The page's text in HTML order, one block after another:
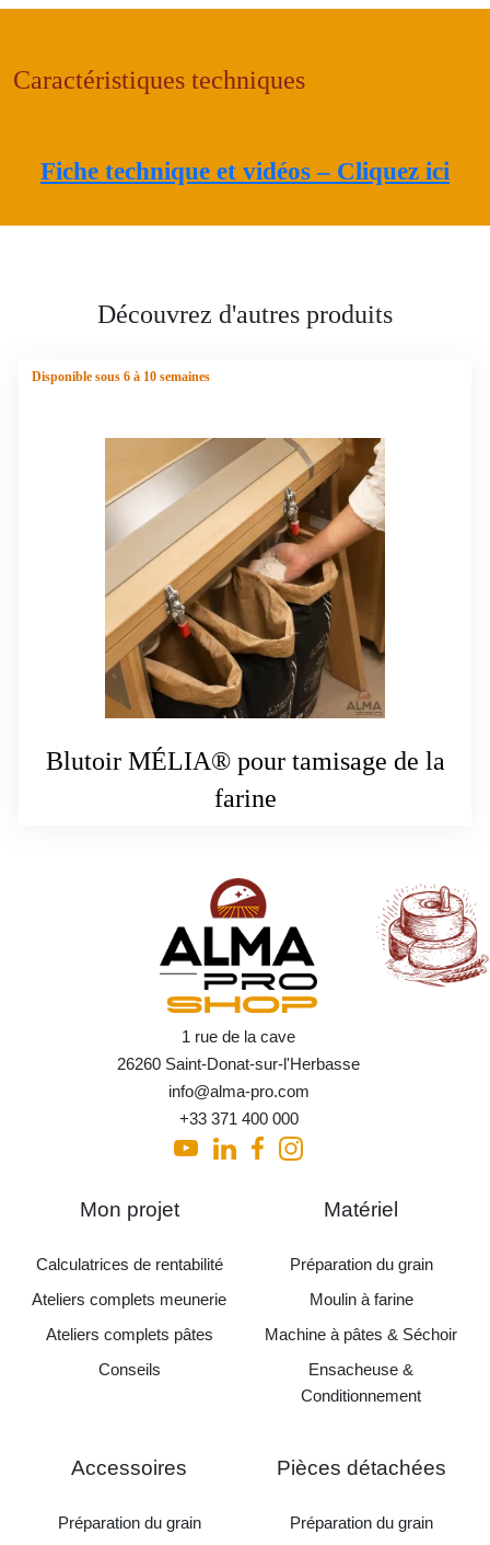
farine
Caractéristiques techniques
Fiche technique et vidéos – Cliquez ici
Découvrez d'autres produits
Disponible sous 6 à 10 semaines
Blutoir MÉLIA® pour tamisage de la
farine
1 rue de la cave
26260 Saint-Donat-sur-l'Herbasse
info@alma-pro.com
+33 371 400 000
Mon projet
Calculatrices de rentabilité
Ateliers complets meunerie
Ateliers complets pâtes
Conseils
Matériel
Préparation du grain
Moulin à farine
Machine à pâtes & Séchoir
Ensacheuse &
Conditionnement
Accessoires
Préparation du grain
Pièces détachées
Préparation du grain